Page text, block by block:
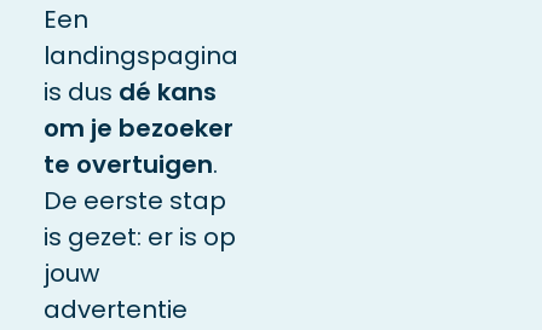
Een
landingspagina
is dus dé kans
om je bezoeker
te overtuigen.
De eerste stap
is gezet: er is op
jouw
advertentie